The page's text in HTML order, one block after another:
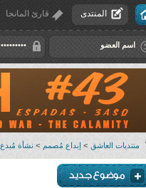
المنتدى قارئ المانجا
منتديات العاشق > إبداع مُصمم > نشأة مُبدع